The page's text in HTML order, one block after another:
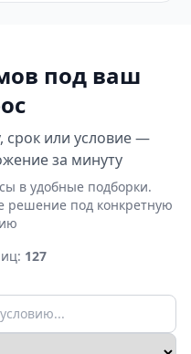
под ваш
или условие —
за минуту
в удобные подборки.
решение под конкретную
127